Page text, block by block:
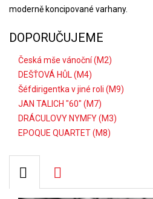
moderně koncipované varhany.
DOPORUČUJEME
Česká mše vánoční (M2)
DEŠŤOVÁ HŮL (M4)
Šéfdirigentka v jiné roli (M9)
JAN TALICH "60" (M7)
DRÁCULOVY NYMFY (M3)
EPOQUE QUARTET (M8)